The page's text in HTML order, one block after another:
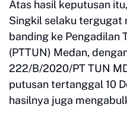
Atas hasil keputusan
Singkil selaku tergugat
banding ke Pengadilan
(PTTUN) Medan,
222/B/2020/PT TUN
putusan tertanggal 10
hasilnya juga